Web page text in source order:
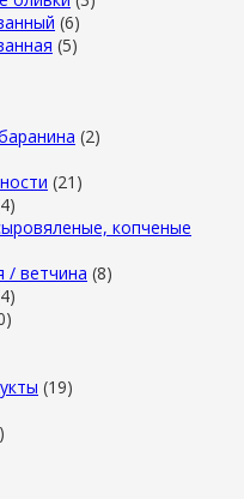
(6)
(5)
(2)
(21)
копченые
/ ветчина (8)
(19)